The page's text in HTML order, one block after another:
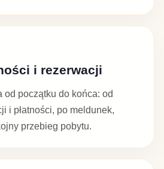
i rezerwacji
od początku do końca: od
i płatności, po meldunek,
przebieg pobytu.